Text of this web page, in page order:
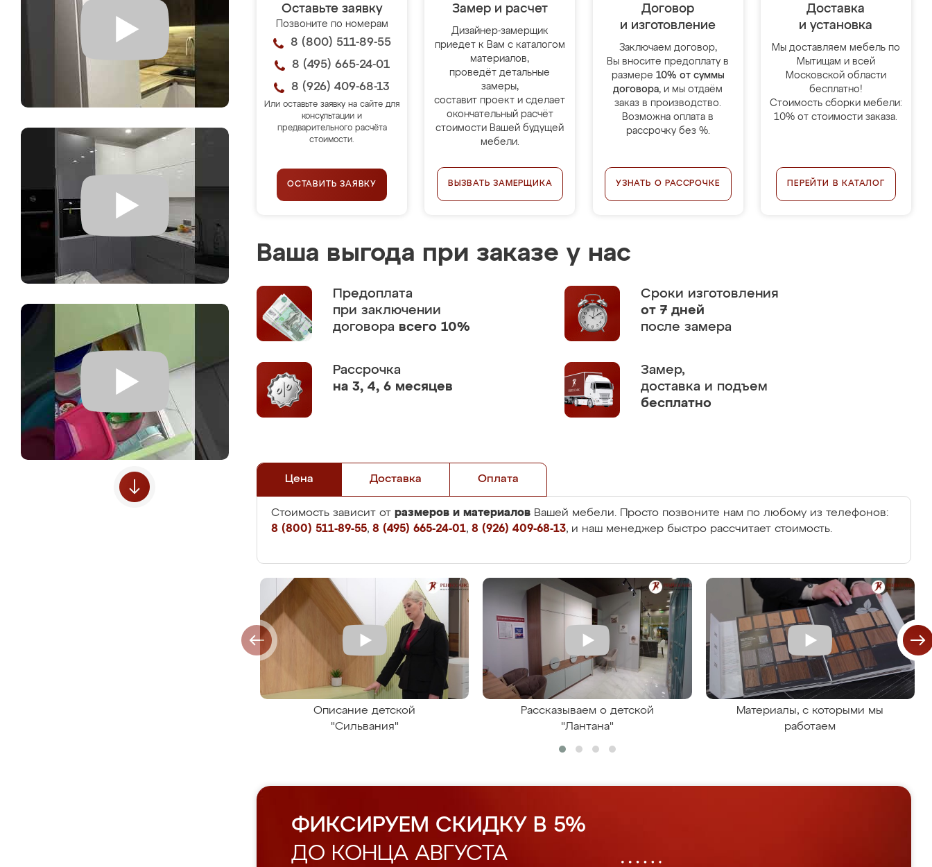
Оставьте заявку
Позвоните по номерам
8 (800) 511-89-55
8 (495) 665-24-01
8 (926) 409-68-13
Или оставьте заявку на сайте для
консультации и
предварительного расчёта
стоимости.
ОСТАВИТЬ ЗАЯВКУ
Замер и расчет
Дизайнер-замерщик
приедет к Вам с каталогом
материалов,
проведёт детальные
замеры,
составит проект и сделает
окончательный расчёт
стоимости Вашей будущей
мебели.
ВЫЗВАТЬ ЗАМЕРЩИКА
Договор
и изготовление
Заключаем договор,
Вы вносите предоплату в
размере 10% от суммы
договора, и мы отдаём
заказ в производство.
Возможна оплата в
рассрочку без %.
УЗНАТЬ О РАССРОЧКЕ
Доставка
и установка
Мы доставляем мебель по
Мытищам и всей
Московской области
бесплатно!
Стоимость сборки мебели:
10% от стоимости заказа.
ПЕРЕЙТИ В КАТАЛОГ
Ваша выгода при заказе у нас
Предоплата
при заключении
договора всего 10%
Сроки изготовления
от 7 дней
после замера
Рассрочка
на 3, 4, 6 месяцев
Замер,
доставка и подъем
бесплатно
Цена Доставка Оплата
Стоимость зависит от размеров и материалов Вашей мебели. Просто позвоните нам по любому из телефонов:
8 (800) 511-89-55, 8 (495) 665-24-01, 8 (926) 409-68-13, и наш менеджер быстро рассчитает стоимость.
Описание детской
"Сильвания"
Рассказываем о детской
"Лантана"
Материалы, с которыми мы
работаем
ФИКСИРУЕМ СКИДКУ В 5%
ДО КОНЦА АВГУСТА